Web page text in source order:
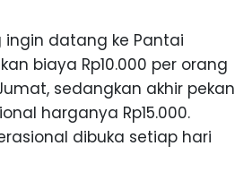
ingin datang ke Pantai
biaya Rp10.000 per orang
sedangkan akhir pekan
harganya Rp15.000.
dibuka setiap hari